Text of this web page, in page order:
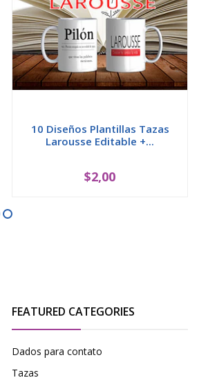
10 Diseños Plantillas Tazas
Larousse Editable +...
$2,00
FEATURED CATEGORIES
Dados para contato
Tazas